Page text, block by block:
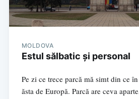
MOLDOVA
Estul sălbatic și personal
Pe zi ce trece parcă mă simt din ce
ăsta de Europă. Parcă are ceva